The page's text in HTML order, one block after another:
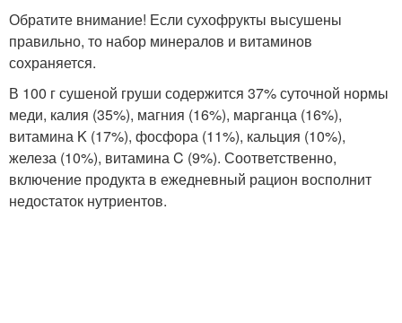
Обратите внимание! Если сухофрукты высушены
правильно, то набор минералов и витаминов
сохраняется.
В 100 г сушеной груши содержится 37% суточной нормы
меди, калия (35%), магния (16%), марганца (16%),
витамина K (17%), фосфора (11%), кальция (10%),
железа (10%), витамина C (9%). Соответственно,
включение продукта в ежедневный рацион восполнит
недостаток нутриентов.